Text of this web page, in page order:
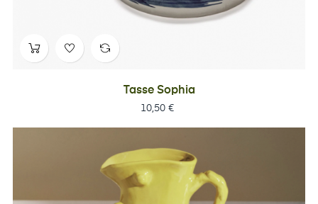
Tasse Sophia
Prix
10,50 €